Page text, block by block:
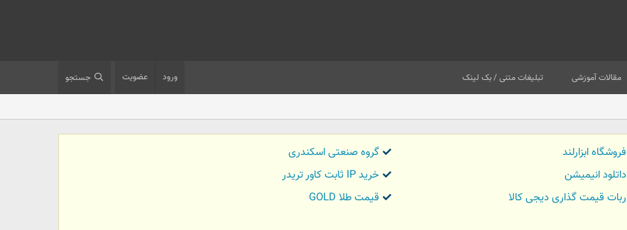
مقالات آموزشی تبلیغات متنی / بک لینک ورود عضویت جستجو
فروشگاه ابزارلند
گروه صنعتی اسکندری
داتلود انیمیشن
خرید IP ثابت کاور تریدر
ربات قیمت گذاری دیجی کالا
قیمت طلا GOLD